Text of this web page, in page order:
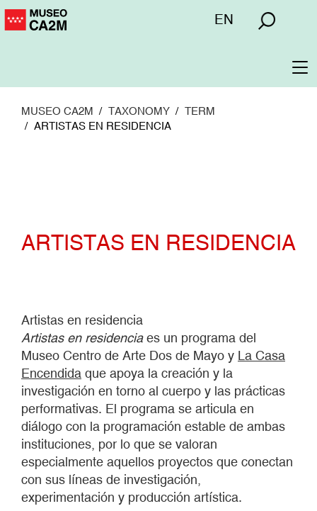
Pasar
Menú
EN
MUSEO CA2M TAXONOMY
TERM
ARTISTAS EN RESIDENCIA
ARTISTAS EN RESIDENCIA
Artistas en residencia
Artistas en residenciaes un programa del
Museo Centro de Arte Dos de Mayo y La Casa
Encendida que apoya la creación y la
investigación en torno al cuerpo y las prácticas
performativas. El programa se articula en
diálogo con la programación estable de ambas
instituciones, por lo que se valoran
especialmente aquellos proyectos que conectan
con sus líneas de investigación,
experimentación y producción artística.